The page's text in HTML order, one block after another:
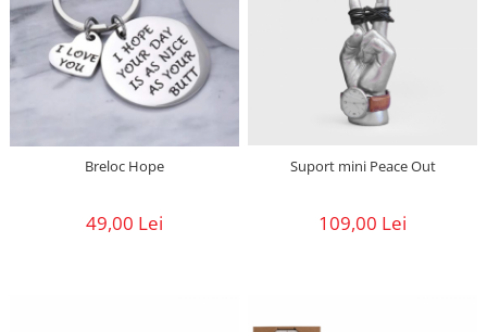
Breloc Hope
49,00 Lei
Suport mini Peace Out
109,00 Lei